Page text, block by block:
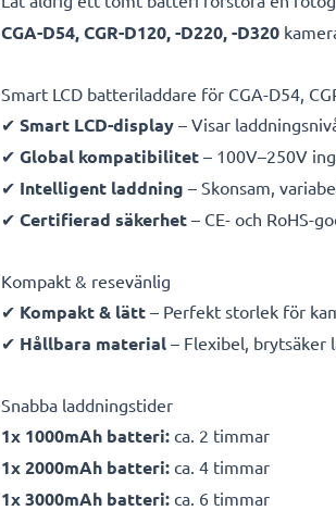
CGA-D54, CGR-D120, -D220, -D320
Smart LCD batteriladdare för CGA-D54,
✔ Smart LCD-display – Visar
✔ Global kompatibilitet – 100V–250V
✔ Intelligent laddning – Skonsam,
✔ Certifierad säkerhet – CE- och RoHS-
Kompakt & resevänlig
✔ Kompakt & lätt – Perfekt storlek för
✔ Hållbara material – Flexibel, brytsäker
Snabba laddningstider
1x 1000mAh batteri: ca. 2 timmar
1x 2000mAh batteri: ca. 4 timmar
1x 3000mAh batteri: ca. 6 timmar